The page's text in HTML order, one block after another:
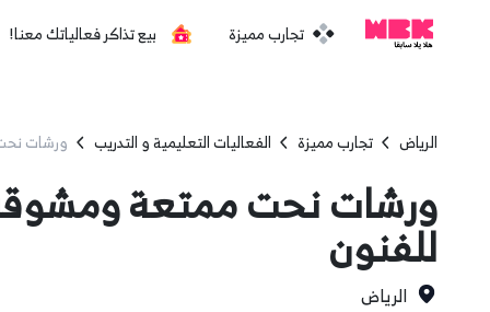
تجارب مميزة بيع تذاكر فعالياتك معنا!
الرياض تجارب مميزة الفعاليات التعليمية و التدريب
ورشات
ورشات نحت ممتعة
للفنون
الرياض